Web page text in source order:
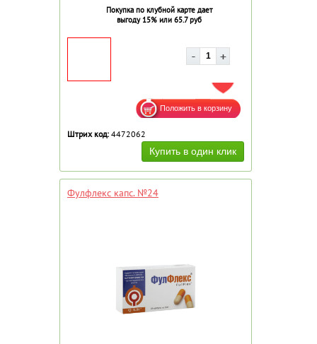
Покупка по клубной карте дает
выгоду 15% или 65.7 руб
ДОБАВИТЬ В ИЗБРАННОЕ
Штрих код: 4472062
Фулфлекс капс. №24